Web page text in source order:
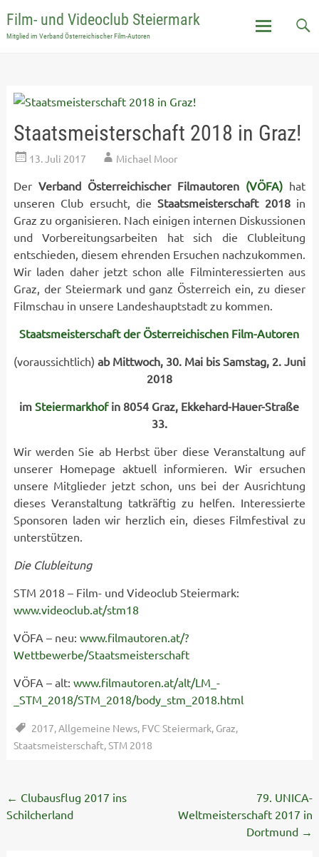
Film- und Videoclub Steiermark
Mitglied im Verband Österreichischer Film-Autoren
Staatsmeisterschaft 2018 in Graz!
13. Juli 2017 Michael Moor
Der Verband Österreichischer Filmautoren (VÖFA) hat
unseren Club ersucht, dieStaatsmeisterschaft 2018in
Graz zu organisieren. Nach einigen internen Diskussionen
und Vorbereitungsarbeiten hat sich die Clubleitung
entschieden, diesem ehrenden Ersuchen nachzukommen.
Wir laden daher jetzt schon alle Filminteressierten aus
Graz, der Steiermark und ganz Österreich ein, zu dieser
Filmschau in unsere Landeshauptstadt zu kommen.
Staatsmeisterschaft der Österreichischen Film-Autoren
(voraussichtlich) ab Mittwoch, 30. Mai bis Samstag, 2. Juni
2018
imSteiermarkhofin 8054 Graz, Ekkehard-Hauer-Straße
33.
Wir werden Sie ab Herbst über diese Veranstaltung auf
unserer Homepage aktuell informieren. Wir ersuchen
unsere Mitglieder jetzt schon, uns bei der Ausrichtung
dieses Veranstaltung tatkräftig zu helfen. Interessierte
Sponsoren laden wir herzlich ein, dieses Filmfestival zu
unterstützen.
Die Clubleitung
STM 2018 – Film- und Videoclub Steiermark:
www.videoclub.at/stm18
VÖFA – neu: www.filmautoren.at/?
Wettbewerbe/Staatsmeisterschaft
VÖFA – alt: www.filmautoren.at/alt/LM_-
_STM_2018/STM_2018/body_stm_2018.html
2017,Allgemeine News, FVC Steiermark, Graz,
Staatsmeisterschaft,STM 2018
Post
navigation
← Clubausflug 2017 ins
Schilcherland
79. UNICA-
Weltmeisterschaft 2017 in
Dortmund →